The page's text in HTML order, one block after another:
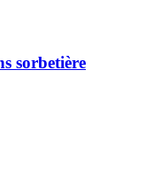
sorbetière